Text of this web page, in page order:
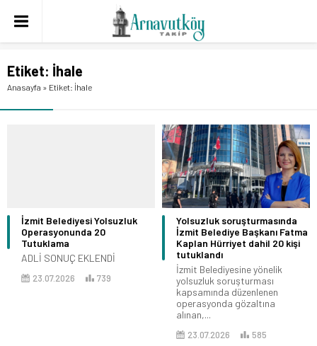
Etiket: İhale
Anasayfa » Etiket: İhale
İzmit Belediyesi Yolsuzluk
Operasyonunda 20
Tutuklama
ADLİ SONUÇ EKLENDİ
23.07.2026 739
Yolsuzluk soruşturmasında
İzmit Belediye Başkanı Fatma
Kaplan Hürriyet dahil 20 kişi
tutuklandı
İzmit Belediyesine yönelik
yolsuzluk soruşturması
kapsamında düzenlenen
operasyonda gözaltına
alınan,...
23.07.2026 585